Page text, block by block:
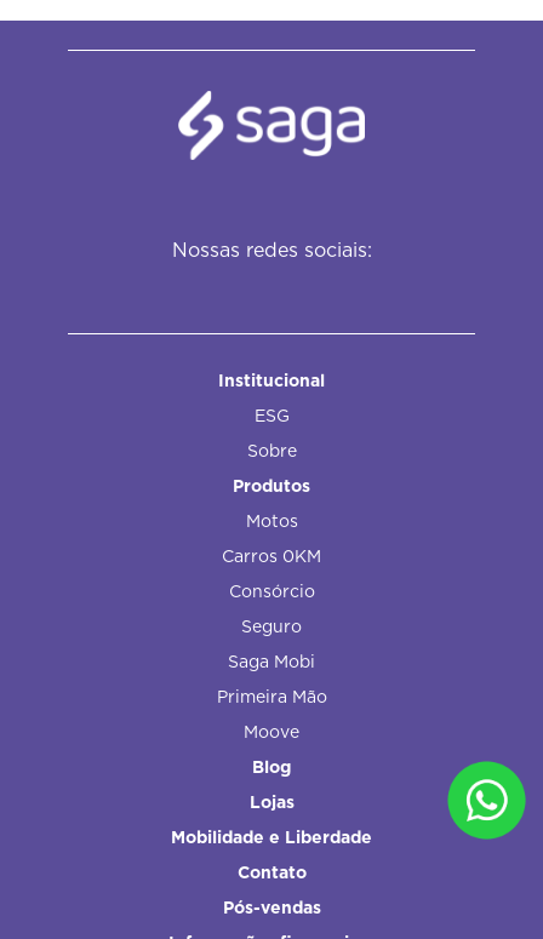
Nossas redes sociais:
Institucional
ESG
Sobre
Produtos
Motos
Carros 0KM
Consórcio
Seguro
Saga Mobi
Primeira Mão
Moove
Blog
Lojas
Mobilidade e Liberdade
Contato
Pós-vendas